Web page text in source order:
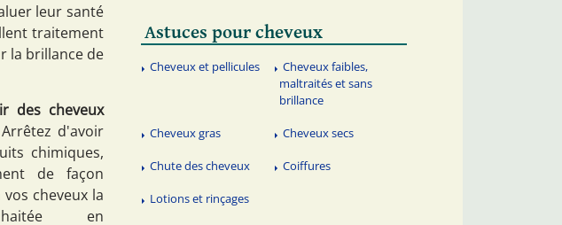
leur santé
traitement
la brillance de
des cheveux
Arrêtez d'avoir
chimiques,
de façon
cheveux la
en
Astuces pour cheveux
Cheveux et pellicules
Cheveux faibles,
maltraités et sans
brillance
Cheveux gras Cheveux secs
Chute des cheveux Coiffures
Lotions et rinçages